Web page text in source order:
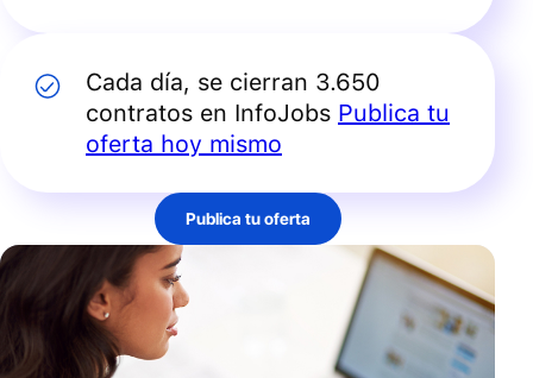
Cada día, se cierran 3.650
contratos en InfoJobs Publica tu
oferta hoy mismo
Publica tu oferta